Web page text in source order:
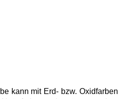
kann mit Erd- bzw. Oxidfarben